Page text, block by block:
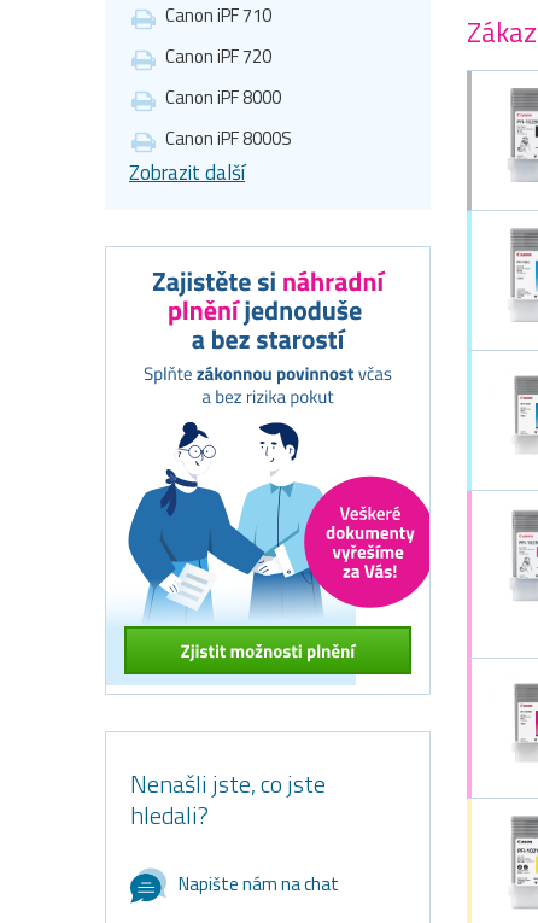
Canon iPF 710
Canon iPF 720
Canon iPF 8000
Canon iPF 8000S
Zobrazit další
Nenašli jste, co jste
hledali?
Napište nám na chat